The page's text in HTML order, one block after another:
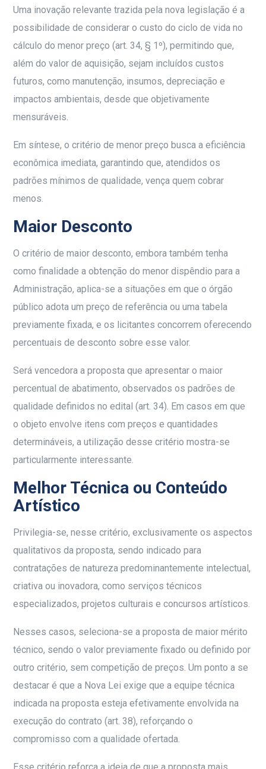
Uma inovação relevante trazida pela nova legislação é a
possibilidade de considerar o custo do ciclo de vida no
cálculo do menor preço (art. 34, § 1º), permitindo que,
além do valor de aquisição, sejam incluídos custos
futuros, como manutenção, insumos, depreciação e
impactos ambientais, desde que objetivamente
mensuráveis.
Em síntese, o critério de menor preço busca a eficiência
econômica imediata, garantindo que, atendidos os
padrões mínimos de qualidade, vença quem cobrar
menos.
Maior Desconto
O critério de maior desconto, embora também tenha
como finalidade a obtenção do menor dispêndio para a
Administração, aplica-se a situações em que o órgão
público adota um preço de referência ou uma tabela
previamente fixada, e os licitantes concorrem oferecendo
percentuais de desconto sobre esse valor.
Será vencedora a proposta que apresentar o maior
percentual de abatimento, observados os padrões de
qualidade definidos no edital (art. 34). Em casos em que
o objeto envolve itens com preços e quantidades
determináveis, a utilização desse critério mostra-se
particularmente interessante.
Melhor Técnica ou Conteúdo
Artístico
Privilegia-se, nesse critério, exclusivamente os aspectos
qualitativos da proposta, sendo indicado para
contratações de natureza predominantemente intelectual,
criativa ou inovadora, como serviços técnicos
especializados, projetos culturais e concursos artísticos.
Nesses casos, seleciona-se a proposta de maior mérito
técnico, sendo o valor previamente fixado ou definido por
outro critério, sem competição de preços. Um ponto a se
destacar é que a Nova Lei exige que a equipe técnica
indicada na proposta esteja efetivamente envolvida na
execução do contrato (art. 38), reforçando o
compromisso com a qualidade ofertada.